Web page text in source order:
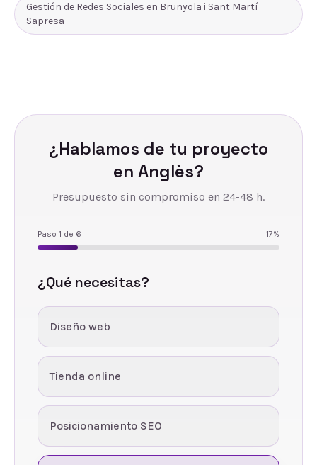
Gestión de Redes Sociales en Brunyola i Sant Martí
Sapresa
¿Hablamos de tu proyecto
en Anglès?
Presupuesto sin compromiso en 24-48 h.
Paso 1 de 6 17%
¿Qué necesitas?
Diseño web
Tienda online
Posicionamiento SEO